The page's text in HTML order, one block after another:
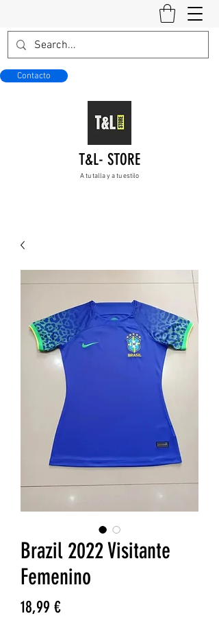
Contacto
T&L- STORE
A tu talla y a tu estilo
Brazil 2022 Visitante
Femenino
18,99 €Precio